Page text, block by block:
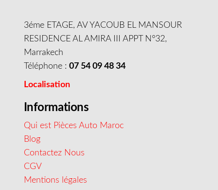
3éme ETAGE, AV YACOUB EL MANSOUR
RESIDENCE AL AMIRA III APPT N°32,
Marrakech
Téléphone : 07 54 09 48 34
Localisation
Informations
Qui est Pièces Auto Maroc
Blog
Contactez Nous
CGV
Mentions légales